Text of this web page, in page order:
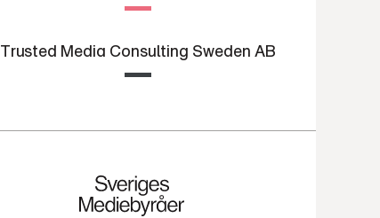
Trusted Media Consulting Sweden AB